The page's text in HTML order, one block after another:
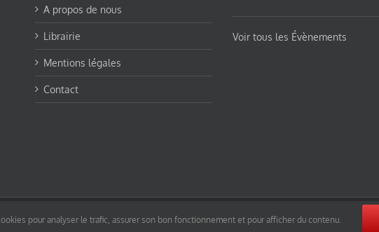
A propos de nous
Librairie
Mentions légales
Contact
Voir tous les Évènements
pour analyser le trafic, assurer son bon fonctionnement et pour afficher du contenu.